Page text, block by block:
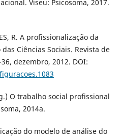
Viseu: Psicosoma, 2017.
R. A profissionalização da
Ciências Sociais. Revista de
dezembro, 2012. DOI:
O trabalho social profissional
2014a.
do modelo de análise do